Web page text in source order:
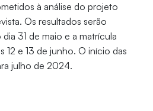
à análise do projeto
Os resultados serão
31 de maio e a matrícula
12 e 13 de junho. O início das
julho de 2024.